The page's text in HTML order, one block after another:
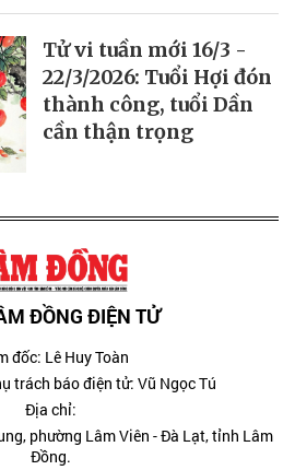
Tử vi tuần mới 16/3 -
22/3/2026: Tuổi Hợi đón
thành công, tuổi Dần
cần thận trọng
ĐỒNG ĐIỆN TỬ
đốc: Lê Huy Toàn
trách báo điện tử: Vũ Ngọc Tú
Địa chỉ:
phường Lâm Viên - Đà Lạt, tỉnh Lâm
Đồng.